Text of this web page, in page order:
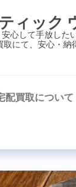
ィック
心して手放した
にて、安心・
配買取について